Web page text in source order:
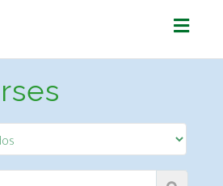
Toggle